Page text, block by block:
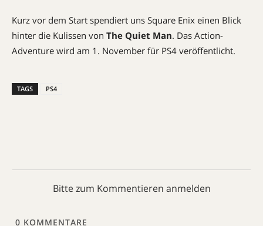
Kurz vor dem Start spendiert uns Square Enix einen Blick
hinter die Kulissen von The Quiet Man. Das Action-
Adventure wird am 1. November für PS4 veröffentlicht.
TAGS PS4
Bitte zum Kommentieren anmelden
0 KOMMENTARE